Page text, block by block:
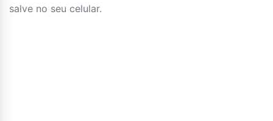
salve no seu celular.